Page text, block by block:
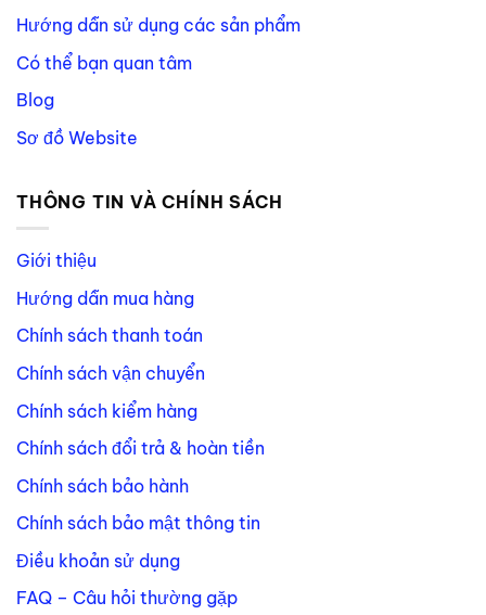
Hướng dẫn sử dụng các sản phẩm
Có thể bạn quan tâm
Blog
Sơ đồ Website
THÔNG TIN VÀ CHÍNH SÁCH
Giới thiệu
Hướng dẫn mua hàng
Chính sách thanh toán
Chính sách vận chuyển
Chính sách kiểm hàng
Chính sách đổi trả & hoàn tiền
Chính sách bảo hành
Chính sách bảo mật thông tin
Điều khoản sử dụng
FAQ – Câu hỏi thường gặp